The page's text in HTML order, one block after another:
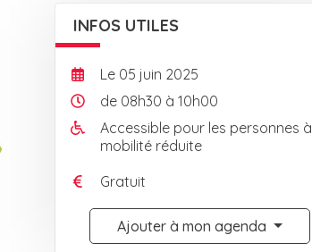
INFOS UTILES
Le 05 juin 2025
de 08h30 à 10h00
Accessible pour les personnes à
mobilité réduite
Gratuit
Ajouter à mon agenda